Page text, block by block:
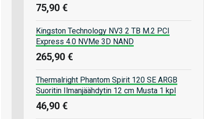
75,90 €
Kingston Technology NV3 2 TB M.2 PCI
Express 4.0 NVMe 3D NAND
265,90 €
Thermalright Phantom Spirit 120 SE ARGB
Suoritin Ilmanjäähdytin 12 cm Musta 1 kpl
46,90 €